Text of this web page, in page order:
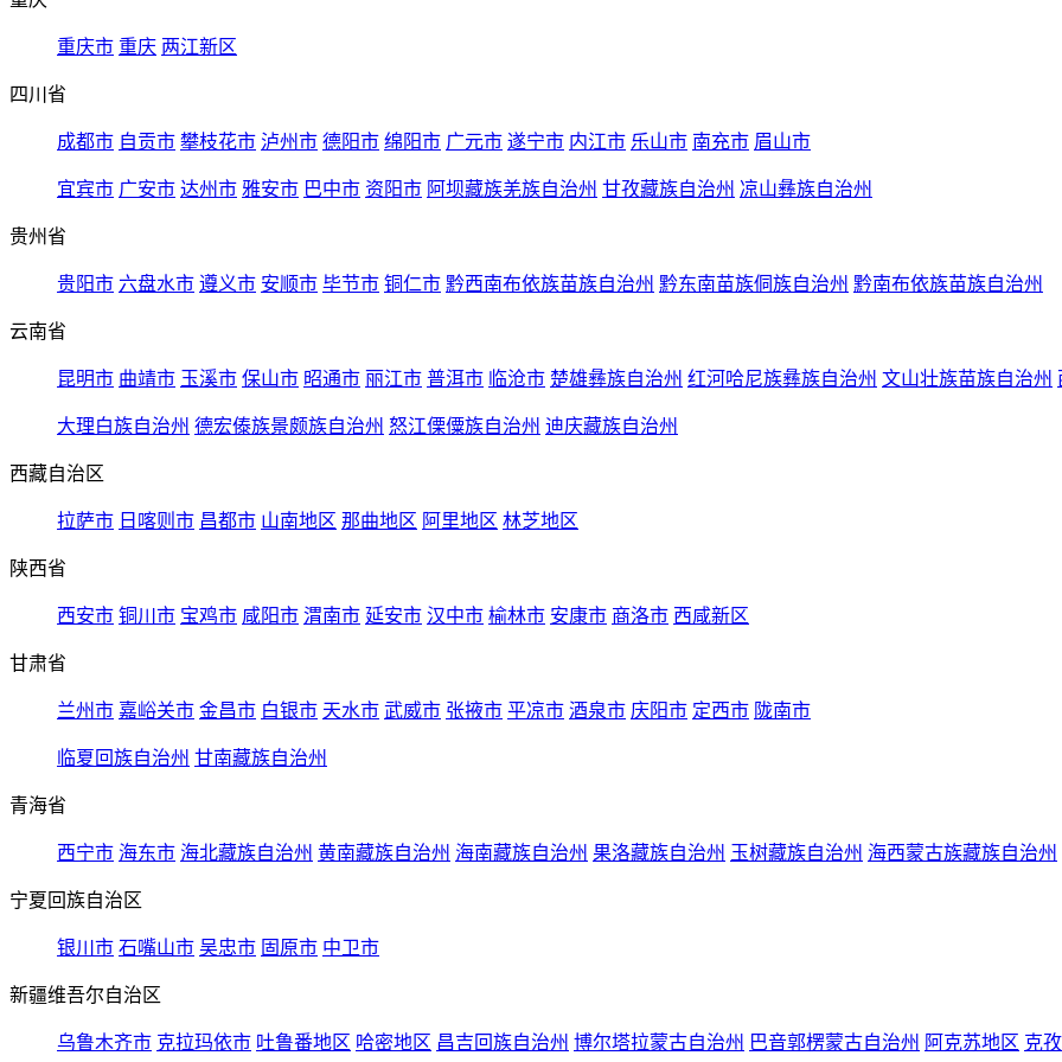
重庆市 重庆 两江新区
四川省
成都市 自贡市 攀枝花市 泸州市 德阳市 绵阳市 广元市 遂宁市 内江市 乐山市 南充市 眉山市
宜宾市 广安市 达州市 雅安市 巴中市 资阳市 阿坝藏族羌族自治州 甘孜藏族自治州 凉山彝族自治州
贵州省
贵阳市 六盘水市 遵义市 安顺市 毕节市 铜仁市 黔西南布依族苗族自治州 黔东南苗族侗族自治州 黔南布依族苗族自治州
云南省
昆明市 曲靖市 玉溪市 保山市 昭通市 丽江市 普洱市 临沧市 楚雄彝族自治州 红河哈尼族彝族自治州 文山壮族苗族自治州
大理白族自治州 德宏傣族景颇族自治州 怒江傈僳族自治州 迪庆藏族自治州
西藏自治区
拉萨市 日喀则市 昌都市 山南地区 那曲地区 阿里地区 林芝地区
陕西省
西安市 铜川市 宝鸡市 咸阳市 渭南市 延安市 汉中市 榆林市 安康市 商洛市 西咸新区
甘肃省
兰州市 嘉峪关市 金昌市 白银市 天水市 武威市 张掖市 平凉市 酒泉市 庆阳市 定西市 陇南市
临夏回族自治州 甘南藏族自治州
青海省
西宁市 海东市 海北藏族自治州 黄南藏族自治州 海南藏族自治州 果洛藏族自治州 玉树藏族自治州 海西蒙古族藏族自治州
宁夏回族自治区
银川市 石嘴山市 吴忠市 固原市 中卫市
新疆维吾尔自治区
乌鲁木齐市 克拉玛依市 吐鲁番地区 哈密地区 昌吉回族自治州 博尔塔拉蒙古自治州 巴音郭楞蒙古自治州 阿克苏地区 克